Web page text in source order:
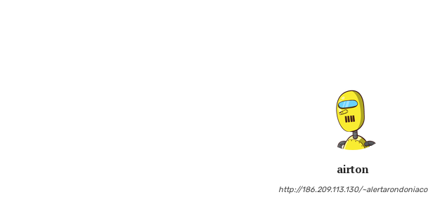
airton
http://186.209.113.130/~alertarondoniaco